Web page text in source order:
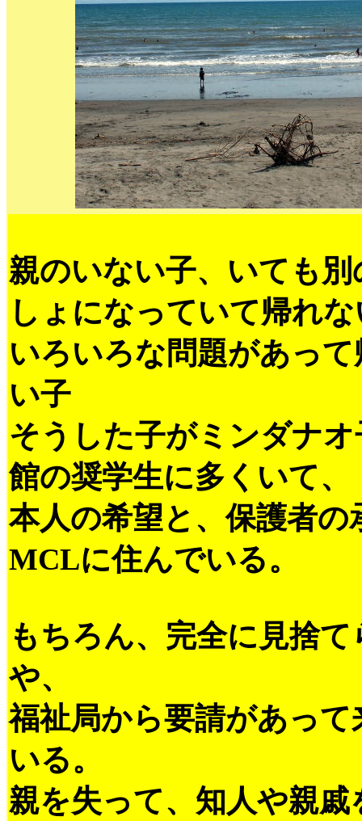
親のいない子、いても
しょになっていて帰れ
いろいろな問題があっ
い子
そうした子がミンダナ
館の奨学生に多くいて、
本人の希望と、保護者の
MCLに住んでいる。
もちろん、完全に見捨
や、
福祉局から要請があって
いる。
親を失って、知人や親戚